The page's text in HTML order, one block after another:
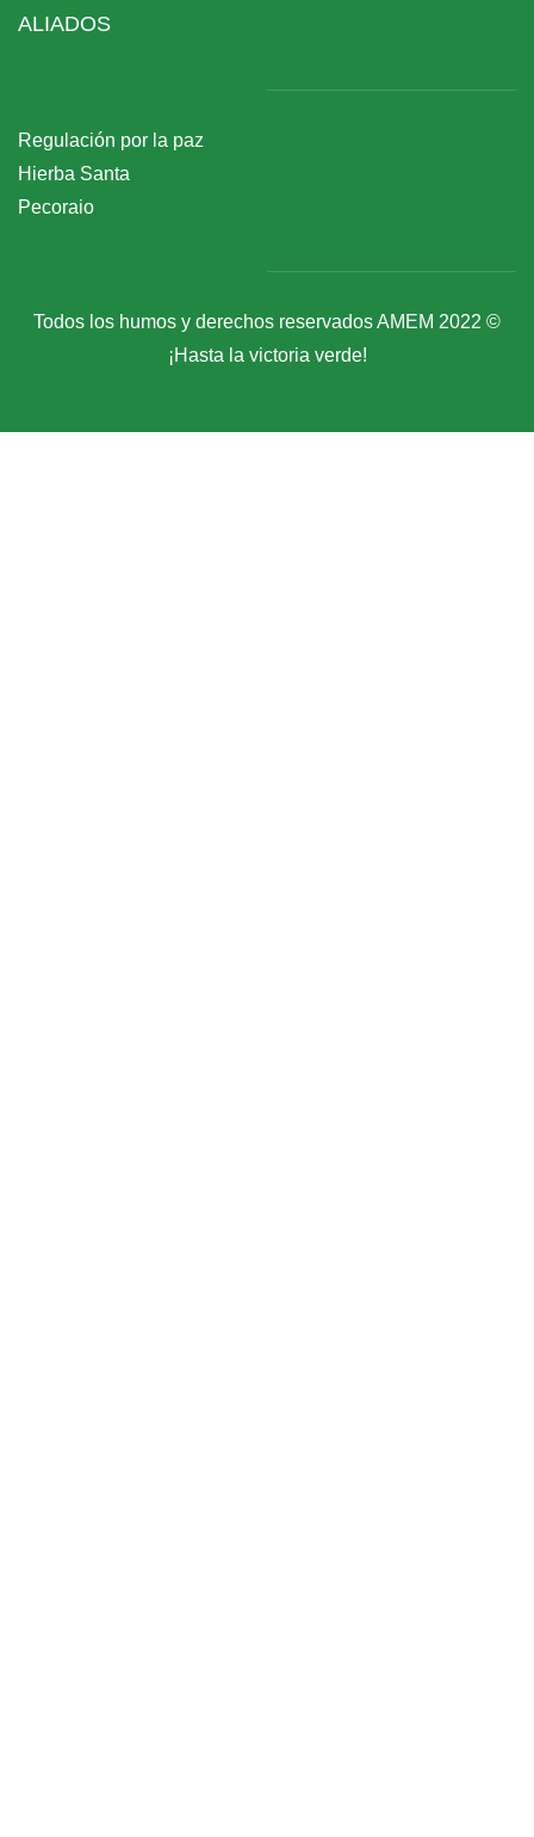
ALIADOS
Regulación por la paz
Hierba Santa
Pecoraio
Todos los humos y derechos reservados AMEM 2022 ©
¡Hasta la victoria verde!